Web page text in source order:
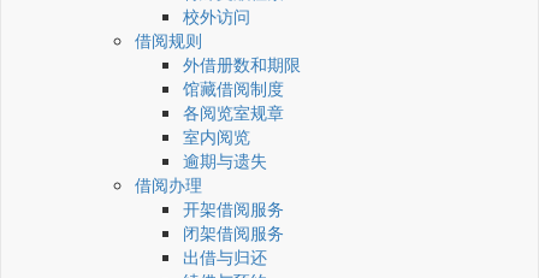
校外访问
借阅规则
外借册数和期限
馆藏借阅制度
各阅览室规章
室内阅览
逾期与遗失
借阅办理
开架借阅服务
闭架借阅服务
出借与归还